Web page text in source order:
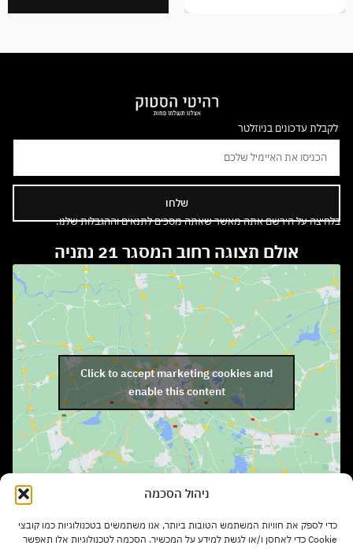
ניהול הסכמה
כדי לספק את חוויות המשתמש הטובות ביותר, אנו משתמשים בטכנולוגיות כמו קובצי
Cookie כדי לאחסן ו/או לגשת למידע על המכשיר. הסכמה לטכנולוגיות אלו תאפשר
לקבלת עדכונים בניוזלטר
שלחו
בלחיצה על הירשם אתה מאשר שאתה מסכים לתנאים וההגבלות שלנו.
אולם תצוגה רחוב המסגר 21 נתניה
Click to accept marketing cookies and
enable this content
ימים א' – ה' בשעות 9:00 – 17:00